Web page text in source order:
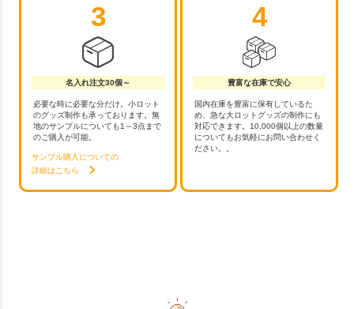
3
名入れ注文30個～
必要な時に必要な分だけ。小ロット
のグッズ制作も承っております。無
地のサンプルについても1～3点まで
のご購入が可能。
サンプル購入についての
詳細はこちら
4
豊富な在庫で安心
国内在庫を豊富に保有しているた
め、急な大ロットグッズの制作にも
対応できます。10,000個以上の数量
についてもお気軽にお問い合わせく
ださい。。